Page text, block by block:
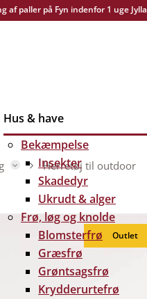
af paller på Fyn indenfor 1 uge
Hus & have
Bekæmpelse
Insekter
Skadedyr
Ukrudt & alger
Frø, løg og knolde
Blomsterfrø
Græsfrø
Grøntsagsfrø
Krydderurtefrø
Herretøj til outdoor
Outlet